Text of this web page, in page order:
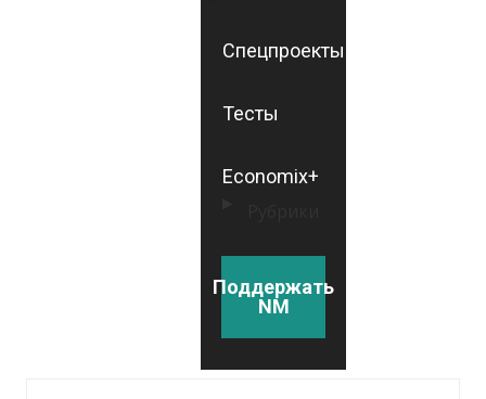
Спецпроекты
Тесты
Economix+
Поддержать
NM